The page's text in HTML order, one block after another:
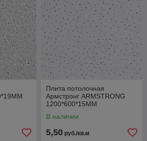
Плита потолочная
Армстронг ARMSTRONG
1200*600*15ММ
В наличии
5,50 руб./кв.м